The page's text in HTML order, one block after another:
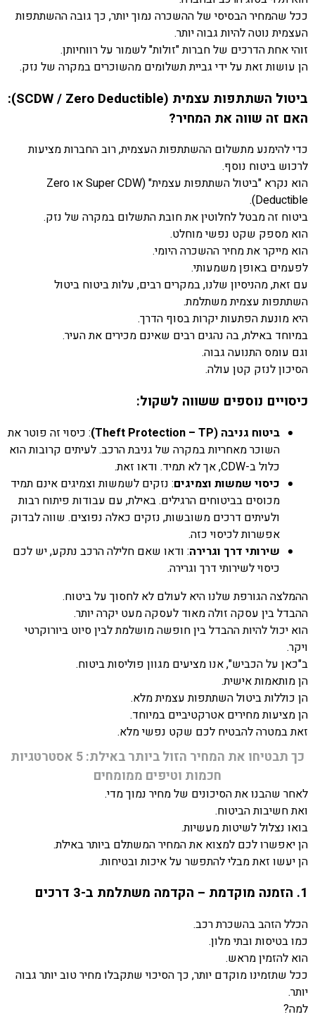
ככל שהמחיר הבסיסי של ההשכרה נמוך יותר, כך גובה ההשתתפות
העצמית נוטה להיות גבוה יותר.
זוהי אחת הדרכים של חברות "זולות" לשמור על רווחיותן.
הן עושות זאת על ידי גביית תשלומים מהשוכרים במקרה של נזק.
ביטול השתתפות עצמית (SCDW / Zero Deductible):
האם זה שווה את המחיר?
כדי להימנע מתשלום ההשתתפות העצמית, רוב החברות מציעות
לרכוש ביטוח נוסף.
הוא נקרא "ביטול השתתפות עצמית" (Super CDW או Zero
Deductible).
ביטוח זה מבטל לחלוטין את חובת התשלום במקרה של נזק.
הוא מספק שקט נפשי מוחלט.
הוא מייקר את מחיר ההשכרה היומי.
לפעמים באופן משמעותי.
עם זאת, מהניסיון שלנו, במקרים רבים, עלות ביטוח ביטול
השתתפות עצמית משתלמת.
היא מונעת הפתעות יקרות בסוף הדרך.
במיוחד באילת, בה נהגים רבים שאינם מכירים את העיר.
וגם עומס התנועה גבוה.
הסיכון לנזק קטן עולה.
כיסויים נוספים ששווה לשקול:
ביטוח גניבה (Theft Protection – TP)
: כיסוי זה פוטר את
השוכר מאחריות במקרה של גניבת הרכב. לעיתים קרובות הוא
כלול ב-CDW, אך לא תמיד. ודאו זאת.
כיסוי שמשות וצמיגים: נזקים לשמשות וצמיגים אינם תמיד
מכוסים בביטוחים הרגילים. באילת, עם עבודות פיתוח רבות
ולעיתים דרכים משובשות, נזקים כאלה נפוצים. שווה לבדוק
אפשרות לכיסוי כזה.
שירותי דרך וגרירה: ודאו שאם חלילה הרכב נתקע, יש לכם
כיסוי לשירותי דרך וגרירה.
ההמלצה הגורפת שלנו היא לעולם לא לחסוך על ביטוח.
ההבדל בין עסקה זולה מאוד לעסקה מעט יקרה יותר.
הוא יכול להיות ההבדל בין חופשה מושלמת לבין סיוט ביורוקרטי
ויקר.
ב"כאן על הכביש", אנו מציעים מגוון פוליסות ביטוח.
הן מותאמות אישית.
הן כוללות ביטול השתתפות עצמית מלא.
הן מציעות מחירים אטרקטיביים במיוחד.
זאת במטרה להבטיח לכם שקט נפשי מלא.
כך תבטיחו את המחיר הזול ביותר באילת: 5 אסטרטגיות
חכמות וטיפים ממומחים
לאחר שהבנו את הסיכונים של מחיר נמוך מדי.
ואת חשיבות הביטוח.
בואו נצלול לשיטות מעשיות.
הן יאפשרו לכם למצוא את המחיר המשתלם ביותר באילת.
הן יעשו זאת מבלי להתפשר על איכות ובטיחות.
1. הזמנה מוקדמת – הקדמה משתלמת ב-3 דרכים
הכלל הזהב בהשכרת רכב.
כמו בטיסות ובתי מלון.
הוא להזמין מראש.
ככל שתזמינו מוקדם יותר, כך הסיכוי שתקבלו מחיר טוב יותר גבוה
יותר.
למה?